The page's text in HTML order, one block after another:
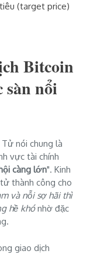
(target price)
Bitcoin
nổi
nói chung là
vực tài chính
càng lớn". Kinh
thành công cho
và nỗi sợ hãi thì
hề khónhờ đặc
giao dịch